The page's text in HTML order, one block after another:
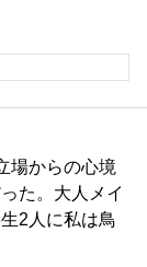
場からの心境
た。大人メイ
2人に私は鳥